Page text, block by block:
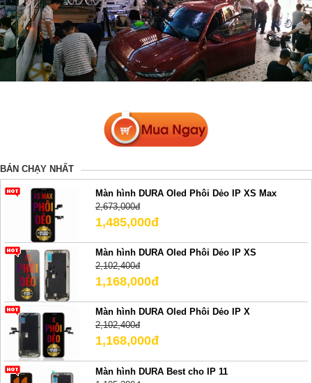
BÁN CHẠY NHẤT
Màn hình DURA Oled Phôi Dẻo IP XS Max
2,673,000đ
1,485,000đ
Màn hình DURA Oled Phôi Dẻo IP XS
2,102,400đ
1,168,000đ
Màn hình DURA Oled Phôi Dẻo IP X
2,102,400đ
1,168,000đ
Màn hình DURA Best cho IP 11